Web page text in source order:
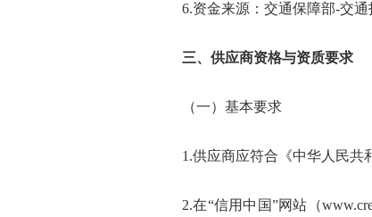
6.资金来源：交通保障部-交通
三、供应商资格与资质要求
（一）基本要求
1.供应商应符合《中华人民共
2.在“信用中国”网站（